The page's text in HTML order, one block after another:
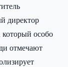
директор
особо
отмечают